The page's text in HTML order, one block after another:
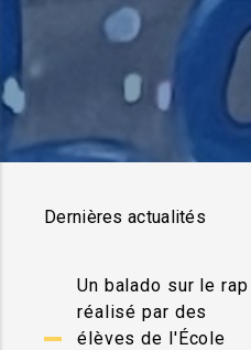
Dernières actualités
Un balado sur le rap
réalisé par des
élèves de l'École